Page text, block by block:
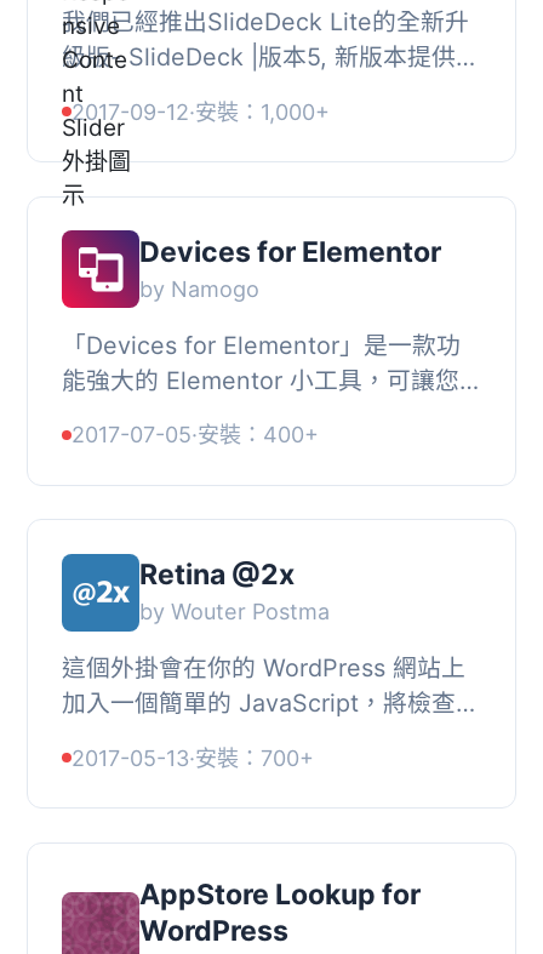
我們已經推出SlideDeck Lite的全新升
級版- SlideDeck |版本5, 新版本提供了
更好的即插即用架構，讓您可以建立和
自定義圖像和視頻輪播。, 在此查看豐
富的Slide...
2017-09-12·安裝：1,000+
Devices for Elementor
by Namogo
「Devices for Elementor」是一款功
能強大的 Elementor 小工具，可讓您
腦或視窗/瀏覽器框架添加到圖像或屏幕
中，讓您呈現...
2017-07-05·安裝：400+
Retina @2x
by Wouter Postma
這個外掛會在你的 WordPress 網站上
加入一個簡單的 JavaScript，將檢查每
確保你的圖片（例如：標誌、按鈕、有
文字圖片）...
2017-05-13·安裝：700+
AppStore Lookup for
WordPress